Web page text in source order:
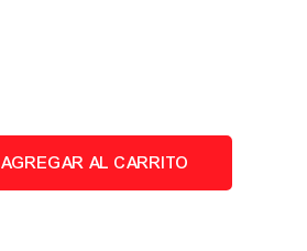
AGREGAR AL CARRITO